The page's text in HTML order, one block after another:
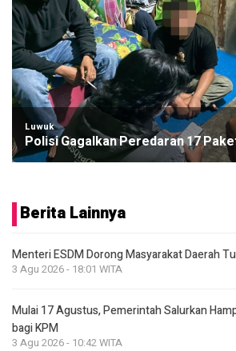
Luwuk
Polisi Gagalkan Peredaran 17
Berita Lainnya
Menteri ESDM Dorong Masyarakat Daerah
3 Agu 2026 - 18:01 WITA
Mulai 17 Agustus, Pemerintah Salurkan
bagi KPM
3 Agu 2026 - 10:42 WITA